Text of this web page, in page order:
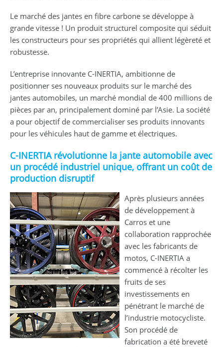
Le marché des jantes en fibre carbone se développe à
grande vitesse ! Un produit structurel composite qui séduit
les constructeurs pour ses propriétés qui allient légèreté et
robustesse.
L’entreprise innovante C-INERTIA, ambitionne de
positionner ses nouveaux produits sur le marché des
jantes automobiles, un marché mondial de 400 millions de
pièces par an, principalement dominé par l’Asie. La société
a pour objectif de commercialiser ses produits innovants
pour les véhicules haut de gamme et électriques.
C-INERTIA révolutionne la jante automobile avec
un procédé industriel unique, offrant un coût de
production disruptif
Après plusieurs années
de développement à
Carros et une
collaboration rapprochée
avec les fabricants de
motos, C-INERTIA a
commencé à récolter les
fruits de ses
investissements en
pénétrant le marché de
l’industrie motocycliste.
Son procédé de
fabrication a été breveté